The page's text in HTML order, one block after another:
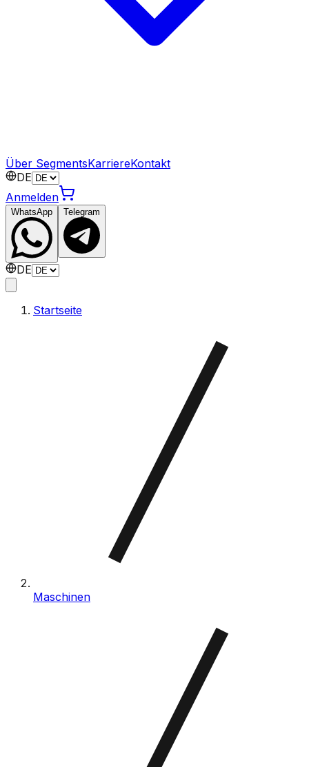
Über SegmentsKarriereKontakt
DE
Anmelden
WhatsApp Telegram
DE
Startseite
Maschinen